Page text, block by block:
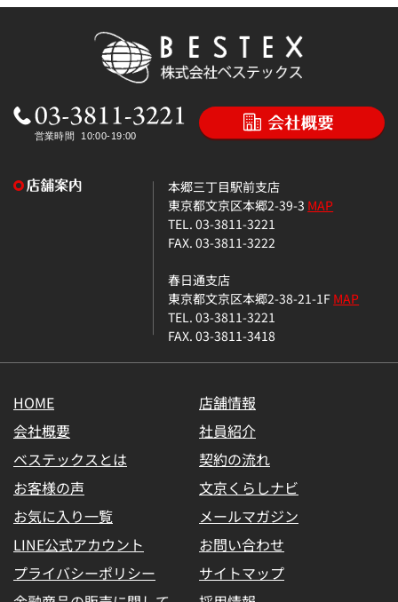
本郷三丁目駅前支店
東京都文京区本郷2-39-3 MAP
TEL. 03-3811-3221
FAX. 03-3811-3222
春日通支店
東京都文京区本郷2-38-21-1FMAP
TEL. 03-3811-3221
FAX. 03-3811-3418
HOME
店舗情報
会社概要
社員紹介
ベステックスとは
契約の流れ
お客様の声
文京くらしナビ
お気に入り一覧
メールマガジン
LINE公式アカウント
お問い合わせ
プライバシーポリシー
サイトマップ